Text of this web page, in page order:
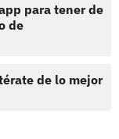
para tener de
de
de lo mejor